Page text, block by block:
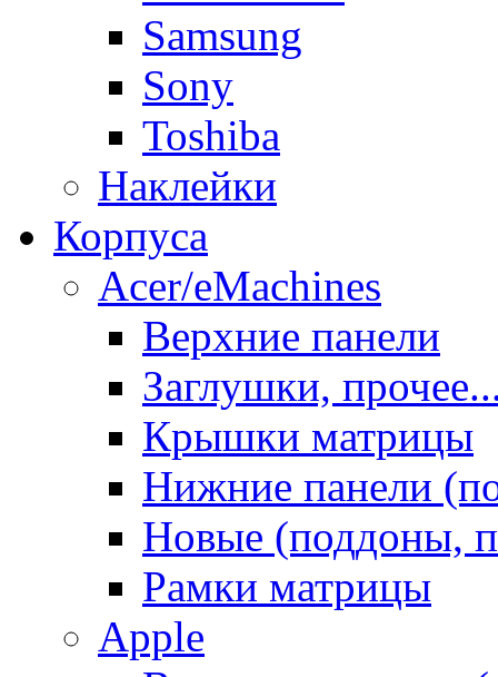
Samsung
Sony
Toshiba
Наклейки
Корпуса
Acer/eMachines
Верхние панели
Заглушки,
Крышки матрицы
Нижние панели
Новые (поддоны,
Рамки матрицы
Apple